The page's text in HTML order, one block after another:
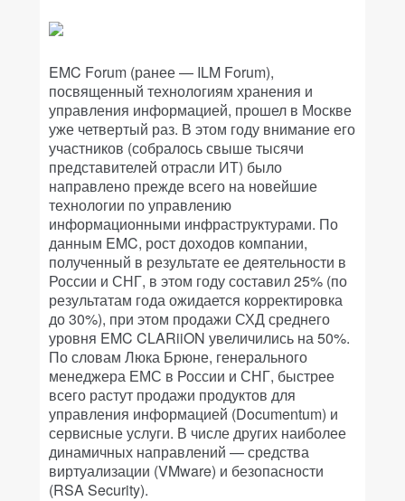
EMC Forum (ранее — ILM Forum),
посвященный технологиям хранения и
управления информацией, прошел в Москве
уже четвертый раз. В этом году внимание его
участников (собралось свыше тысячи
представителей отрасли ИТ) было
направлено прежде всего на новейшие
технологии по управлению
информационными инфраструктурами. По
данным EMC, рост доходов компании,
полученный в результате ее деятельности в
России и СНГ, в этом году составил 25% (по
результатам года ожидается корректировка
до 30%), при этом продажи СХД среднего
уровня EMC CLARiiON увеличились на 50%.
По словам Люка Брюне, генерального
менеджера ЕМС в России и СНГ, быстрее
всего растут продажи продуктов для
управления информацией (Documentum) и
сервисные услуги. В числе других наиболее
динамичных направлений — средства
виртуализации (VMware) и безопасности
(RSA Security).